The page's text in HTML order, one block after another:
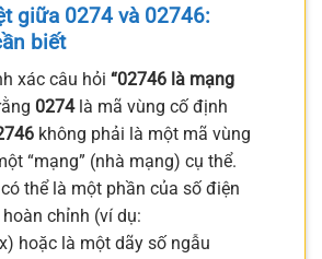
giữa 0274 và 02746:
biết
xác câu hỏi “02746 là mạng
0274là mã vùng cố định
không phải là một mã vùng
“mạng” (nhà mạng) cụ thể.
có thể là một phần của số điện
chỉnh (ví dụ:
hoặc là một dãy số ngẫu